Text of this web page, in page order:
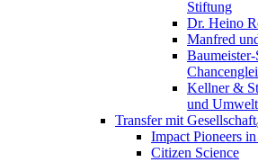
Stiftung
Dr. Heino
Manfred
Kellner &
und Umwelt
Transfer mit Gesellschaft
Impact Pioneers
Citizen Science